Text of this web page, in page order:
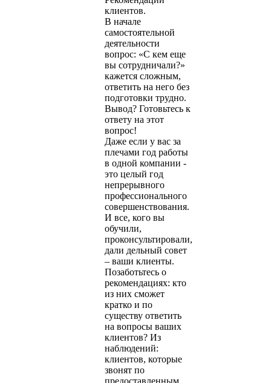
клиентов.
В начале
самостоятельной
деятельности
вопрос: «С кем еще
вы сотрудничали?»
кажется сложным,
ответить на него без
подготовки трудно.
Вывод? Готовьтесь к
ответу на этот
вопрос!
Даже если у вас за
плечами год работы
в одной компании -
это целый год
непрерывного
профессионального
совершенствования.
И все, кого вы
обучили,
проконсультировали,
дали дельный совет
– ваши клиенты.
Позаботьтесь о
рекомендациях: кто
из них сможет
кратко и по
существу ответить
на вопросы ваших
клиентов? Из
наблюдений:
клиентов, которые
звонят по
предоставленным